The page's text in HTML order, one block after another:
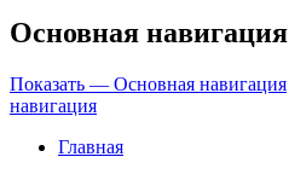
Основная навигация
Показать — Основная навигация
навигация
Главная